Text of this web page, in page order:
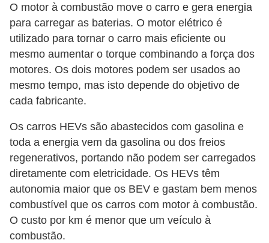
O motor à combustão move o carro e gera energia
para carregar as baterias. O motor elétrico é
utilizado para tornar o carro mais eficiente ou
mesmo aumentar o torque combinando a força dos
motores. Os dois motores podem ser usados ao
mesmo tempo, mas isto depende do objetivo de
cada fabricante.
Os carros HEVs são abastecidos com gasolina e
toda a energia vem da gasolina ou dos freios
regenerativos, portando não podem ser carregados
diretamente com eletricidade. Os HEVs têm
autonomia maior que os BEV e gastam bem menos
combustível que os carros com motor à combustão.
O custo por km é menor que um veículo à
combustão.
m
e
s
m
o
–
E
l
e
t
i
c